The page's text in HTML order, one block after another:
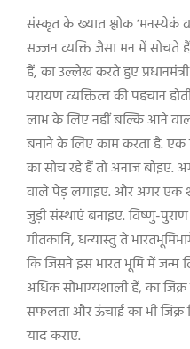
संस्कृत के ख्यात श्लोक‘मनस्येकं
सज्जन व्यक्ति जैसा मन में सोचते हैं
हैं,का उल्लेख करते हुए
परायण व्यक्तित्व की पहचान
लाभ के लिए नहीं बल्कि आने
बनाने के लिए काम करता है. एक
का सोच रहे हैं तो अनाज
वाले पेड़ लगाइए. और अगर एक
जुड़ी संस्थाएं बनाइए. विष्णु-
गीतकानि,धन्यास्तु ते
कि जिसने इस भारत भूमि में जन्म
अधिक सौभाग्यशाली हैं,का
सफलता और ऊंचाई का भी जिक्र
याद कराए.